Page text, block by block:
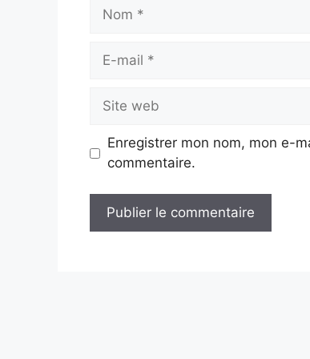
Nom
Site
web
Enregistrer mon nom, mon e-
commentaire.